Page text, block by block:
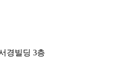
경빌딩 3층